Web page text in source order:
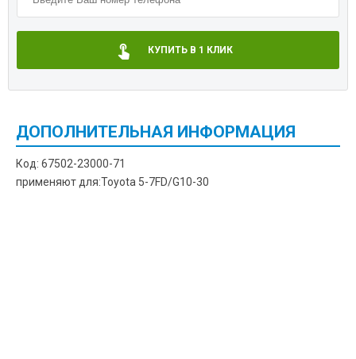
КУПИТЬ В 1 КЛИК
ДОПОЛНИТЕЛЬНАЯ ИНФОРМАЦИЯ
Код: 67502-23000-71
применяют для:Toyota 5-7FD/G10-30